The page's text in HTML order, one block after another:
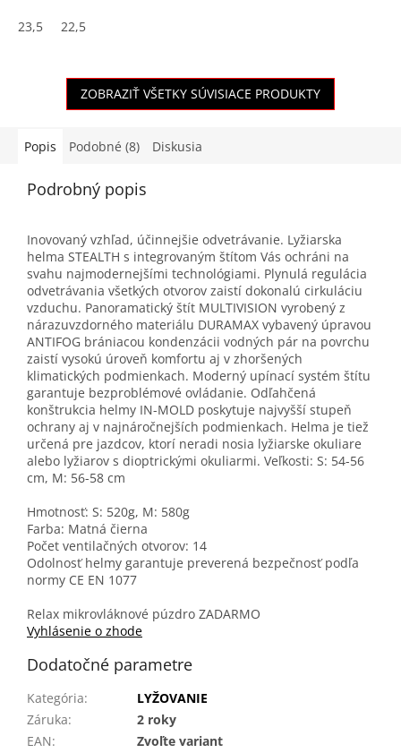
23,5
22,5
ZOBRAZIŤ VŠETKY SÚVISIACE PRODUKTY
Popis Podobné (8) Diskusia
Podrobný popis
Inovovaný vzhľad, účinnejšie odvetrávanie. Lyžiarska
helma STEALTH s integrovaným štítom Vás ochráni na
svahu najmodernejšími technológiami. Plynulá regulácia
odvetrávania všetkých otvorov zaistí dokonalú cirkuláciu
vzduchu. Panoramatický štít MULTIVISION vyrobený z
nárazuvzdorného materiálu DURAMAX vybavený úpravou
ANTIFOG brániacou kondenzácii vodných pár na povrchu
zaistí vysokú úroveň komfortu aj v zhoršených
klimatických podmienkach. Moderný upínací systém štítu
garantuje bezproblémové ovládanie. Odľahčená
konštrukcia helmy IN-MOLD poskytuje najvyšší stupeň
ochrany aj v najnáročnejších podmienkach. Helma je tiež
určená pre jazdcov, ktorí neradi nosia lyžiarske okuliare
alebo lyžiarov s dioptrickými okuliarmi. Veľkosti: S: 54-56
cm, M: 56-58 cm
Hmotnosť: S: 520g, M: 580g
Farba: Matná čierna
Počet ventilačných otvorov: 14
Odolnosť helmy garantuje preverená bezpečnosť podľa
normy CE EN 1077
Relax mikrovláknové púzdro ZADARMO
Vyhlásenie o zhode
Dodatočné parametre
Kategória:
LYŽOVANIE
Záruka:
2 roky
EAN:
Zvoľte variant